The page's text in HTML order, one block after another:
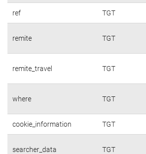
ref TGT
remite TGT
remite_travel TGT
where TGT
cookie_information TGT
searcher_data TGT